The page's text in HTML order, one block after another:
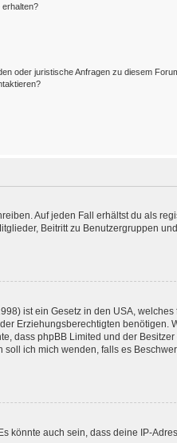
erhalten?
oder juristische Anfragen zu diesem
Auf jeden Fall erhältst du als
Beitritt zu Benutzergruppen
ist ein Gesetz in den USA, welches
Erziehungsberechtigten benötigen.
dass phpBB Limited und der
soll ich mich wenden, falls es
könnte auch sein, dass deine IP-